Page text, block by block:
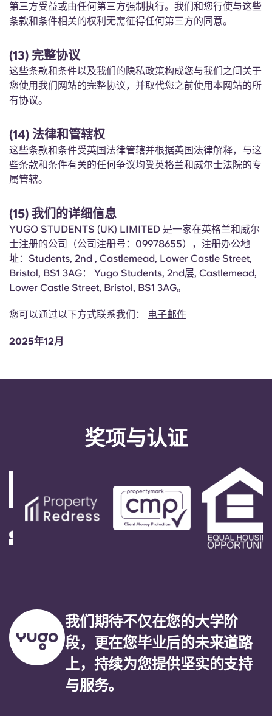
第三方受益或由任何第三方强制执行。我们和您行使与这些
条款和条件相关的权利无需征得任何第三方的同意。
(13) 完整协议
这些条款和条件以及我们的隐私政策构成您与我们之间关于
您使用我们网站的完整协议，并取代您之前使用本网站的所
有协议。
(14) 法律和管辖权
这些条款和条件受英国法律管辖并根据英国法律解释，与这
些条款和条件有关的任何争议均受英格兰和威尔士法院的专
属管辖。
(15) 我们的详细信息
YUGO STUDENTS (UK) LIMITED 是一家在英格兰和威尔
士注册的公司（公司注册号：09978655），注册办公地
址：Students, 2nd , Castlemead, Lower Castle Street,
Bristol, BS1 3AG： Yugo Students, 2nd层, Castlemead,
Lower Castle Street, Bristol, BS1 3AG。
您可以通过以下方式联系我们： 电子邮件
2025年12月
奖项与认证
我们期待不仅在您的大学阶
段，更在您毕业后的未来道路
上，持续为您提供坚实的支持
与服务。